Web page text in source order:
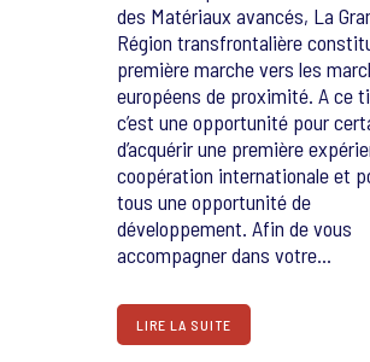
des Matériaux avancés, La
Région transfrontalière
première marche vers les
européens de proximité. A ce
c’est une opportunité pour
d’acquérir une première
coopération internationale et
tous une opportunité de
développement. Afin de vous
accompagner dans votre...
LIRE LA SUITE